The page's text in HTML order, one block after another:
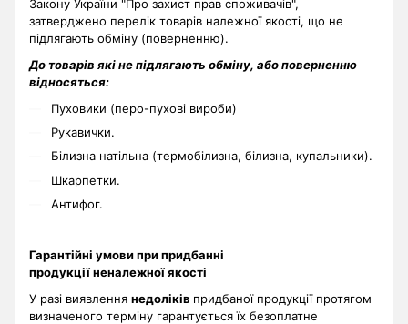
Закону України "Про захист прав споживачів",
затверджено перелік товарів належної якості, що не
підлягають обміну (поверненню).
До товарів які не підлягають обміну, або поверненню
відносяться:
Пуховики (перо-пухові вироби)
Рукавички.
Білизна натільна (термобілизна, білизна, купальники).
Шкарпетки.
Антифог.
Гарантійні умови при придбанні
продукціїненалежноїякості
У разі виявлення недоліків придбаної продукції протягом
визначеного терміну гарантується їх безоплатне